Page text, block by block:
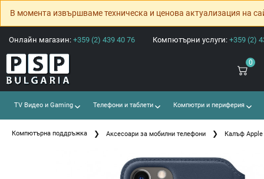
В момента извършваме техническа и ценова актуализация на
Онлайн магазин: +359 (2) 439 40 76 Компютърни услуги: +359 (2)
0
TV Видео и Gaming Телефони и таблети Компютри и периферия
Компютърна поддръжка Аксесоари за мобилни телефони Калъф Apple